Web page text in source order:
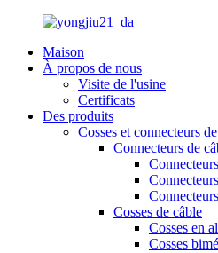
Maison
À propos de nous
Visite de l'usine
Certificats
Des produits
Cosses et connecteurs
Connecteurs de
Cosses de câble
Cosses en
Cosses